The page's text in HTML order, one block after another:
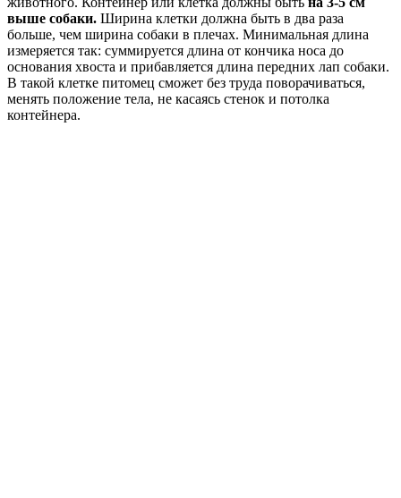
выше собаки. Ширина клетки должна быть в два раза
больше, чем ширина собаки в плечах. Минимальная длина
измеряется так: суммируется длина от кончика носа до
основания хвоста и прибавляется длина передних лап собаки.
В такой клетке питомец сможет без труда поворачиваться,
менять положение тела, не касаясь стенок и потолка
контейнера.